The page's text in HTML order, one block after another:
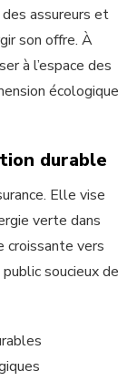
des assureurs et
son offre. À
à l’espace des
écologique
durable
Elle vise
verte dans
croissante vers
soucieux de